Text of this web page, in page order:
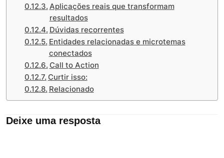
Aplicações reais que transformam
resultados
Dúvidas recorrentes
Entidades relacionadas e microtemas
conectados
Call to Action
Curtir isso:
Relacionado
Deixe uma resposta